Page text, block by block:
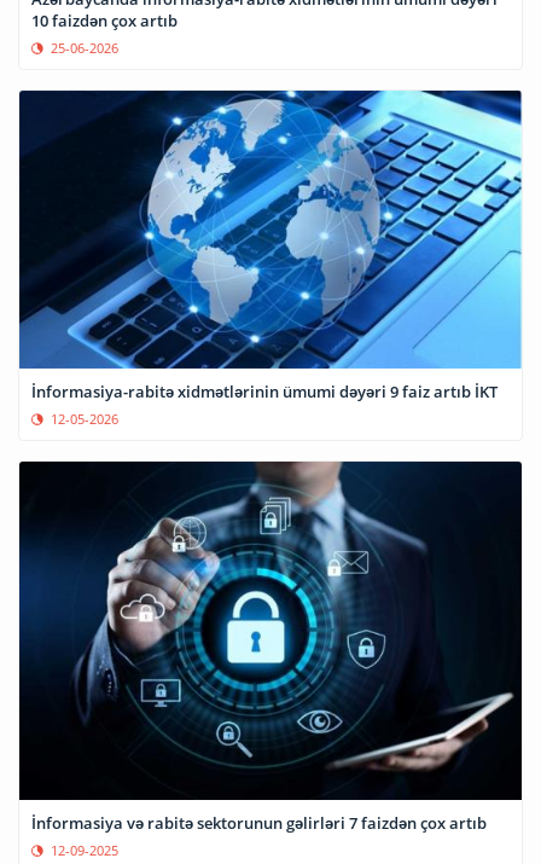
10 faizdən çox artıb
25-06-2026
İnformasiya-rabitə xidmətlərinin ümumi dəyəri 9 faiz artıb İKT
12-05-2026
İnformasiya və rabitə sektorunun gəlirləri 7 faizdən çox artıb
12-09-2025